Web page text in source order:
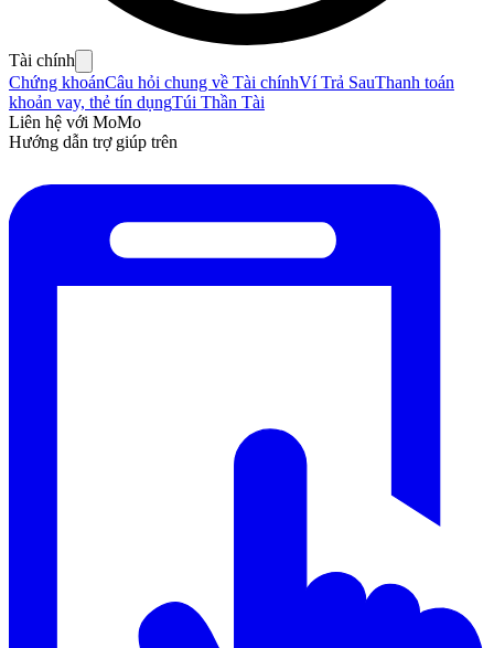
Tài chính
Chứng khoánCâu hỏi chung về Tài chínhVí Trả SauThanh toán
khoản vay, thẻ tín dụngTúi Thần Tài
Liên hệ với MoMo
Hướng dẫn trợ giúp trên